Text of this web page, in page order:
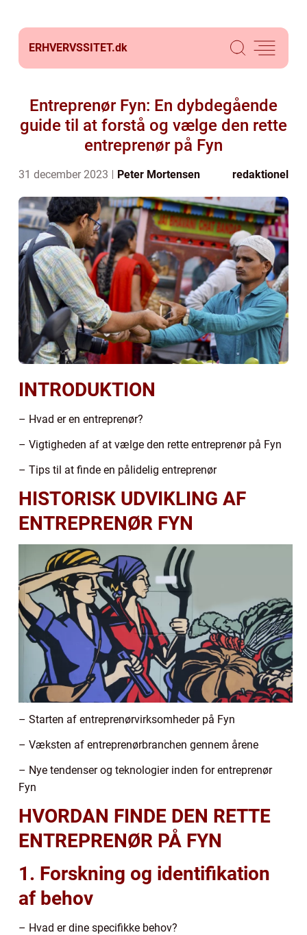
ERHVERVSSITET.dk
Entreprenør Fyn: En dybdegående
guide til at forstå og vælge den rette
entreprenør på Fyn
31 december 2023 Peter Mortensen redaktionel
INTRODUKTION
– Hvad er en entreprenør?
– Vigtigheden af at vælge den rette entreprenør på Fyn
– Tips til at finde en pålidelig entreprenør
HISTORISK UDVIKLING AF
ENTREPRENØR FYN
– Starten af entreprenørvirksomheder på Fyn
– Væksten af entreprenørbranchen gennem årene
– Nye tendenser og teknologier inden for entreprenør
Fyn
HVORDAN FINDE DEN RETTE
ENTREPRENØR PÅ FYN
1. Forskning og identifikation
af behov
– Hvad er dine specifikke behov?